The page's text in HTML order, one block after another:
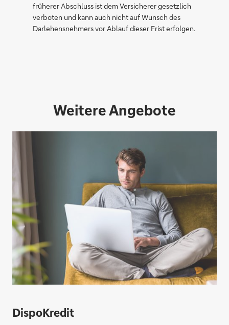
früherer Abschluss ist dem Versicherer gesetzlich
verboten und kann auch nicht auf Wunsch des
Darlehensnehmers vor Ablauf dieser Frist erfolgen.
Weitere Angebote
DispoKredit